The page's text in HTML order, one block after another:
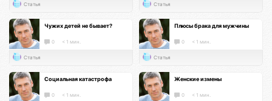
Статья Статья
Чужих детей не бывает?
0 < 1 мин.
Статья
Плюсы брака для мужчины
0 < 1 мин.
Статья
Социальная катастрофа
0 < 1 мин.
Женские измены
0 < 1 мин.